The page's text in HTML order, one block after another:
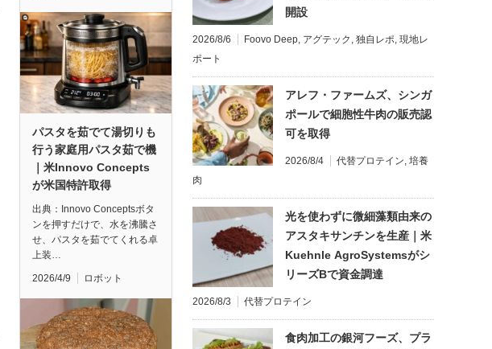
パスタを茹でて湯切りも
行う家庭用パスタ茹で機
｜米Innovo Concepts
が米国特許取得
出典：Innovo Conceptsボタ
ンを押すだけで、水を沸騰さ
せ、パスタを茹でてくれる卓
上装…
2026/4/9 ロボット
開設
2026/8/6 Foovo Deep アグテック 独自レポ 現地レ
ポート
アレフ・ファームズ、シンガ
ポールで細胞性牛肉の販売認
可を取得
2026/8/4 代替プロテイン 培養
肉
光を使わずに微細藻類由来の
アスタキサンチンを生産｜米
Kuehnle AgroSystemsがシ
リーズBで資金調達
2026/8/3 代替プロテイン
食肉加工の銀河フーズ、プラ